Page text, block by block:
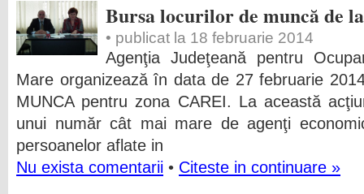
Bursa locurilor de muncă de
• publicat la 18 februarie 2014
Agenţia Judeţeană pentru
Mare organizează în data de 27 februarie
MUNCA pentru zona CAREI. La această
unui număr cât mai mare de agenţi
persoanelor aflate in
Nu exista comentarii • Citeste in continuare »